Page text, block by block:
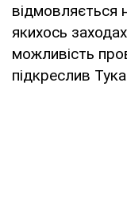
відмовляється
якихось
можливість
підкреслив